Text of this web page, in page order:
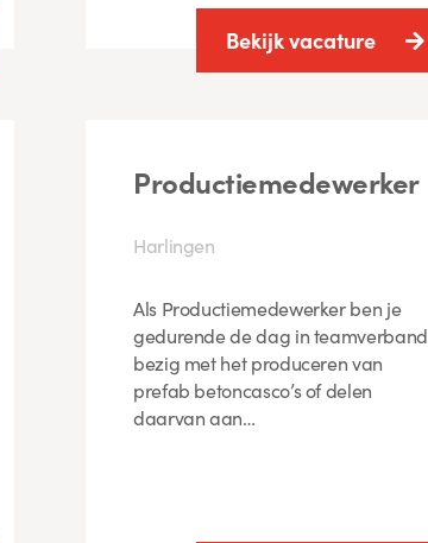
Bekijk vacature
Productiemedewerker
Harlingen
Als Productiemedewerker ben je
gedurende de dag in teamverband
bezig met het produceren van
prefab betoncasco’s of delen
daarvan aan…